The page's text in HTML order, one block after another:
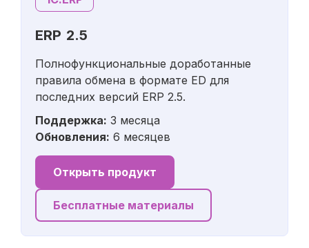
ERP 2.5
Полнофункциональные доработанные
правила обмена в формате ED для
последних версий ERP 2.5.
Поддержка: 3 месяца
Обновления: 6 месяцев
Открыть продукт
Бесплатные материалы